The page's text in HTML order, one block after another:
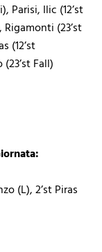
Parisi, Ilic (12’st
(23’st
(12’st
Fall)
(L), 2’st Piras